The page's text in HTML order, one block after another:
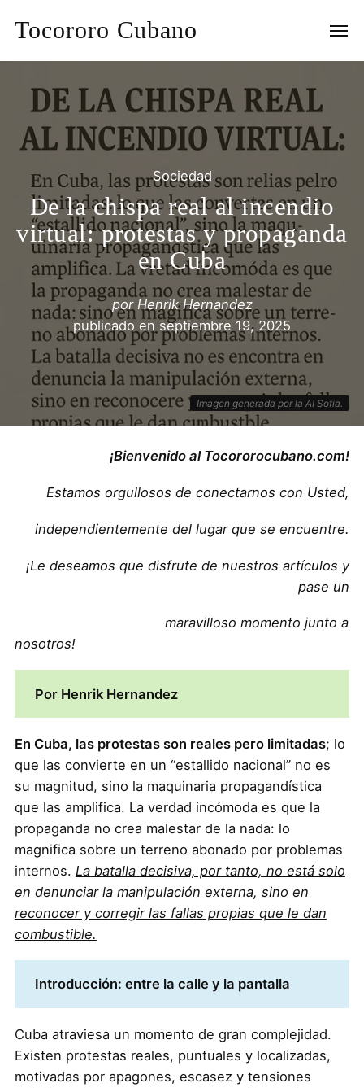
Tocororo Cubano
Sociedad
De la chispa real al incendio
virtual: protestas y propaganda
en Cuba
por Henrik Hernandez
publicado en septiembre 19, 2025
Imagen generada por la AI Sofia.
¡Bienvenido al Tocororocubano.com!
Estamos orgullosos de conectarnos con Usted,
independientemente del lugar que se encuentre.
¡Le deseamos que disfrute de nuestros artículos y
pase un
maravilloso momento junto a
nosotros!
Por Henrik Hernandez
En Cuba, las protestas son reales pero limitadas; lo
que las convierte en un “estallido nacional” no es
su magnitud, sino la maquinaria propagandística
que las amplifica. La verdad incómoda es que la
propaganda no crea malestar de la nada: lo
magnifica sobre un terreno abonado por problemas
internos. La batalla decisiva, por tanto, no está solo
en denunciar la manipulación externa, sino en
reconocer y corregir las fallas propias que le dan
combustible.
Introducción: entre la calle y la pantalla
Cuba atraviesa un momento de gran complejidad.
Existen protestas reales, puntuales y localizadas,
motivadas por apagones, escasez y tensiones